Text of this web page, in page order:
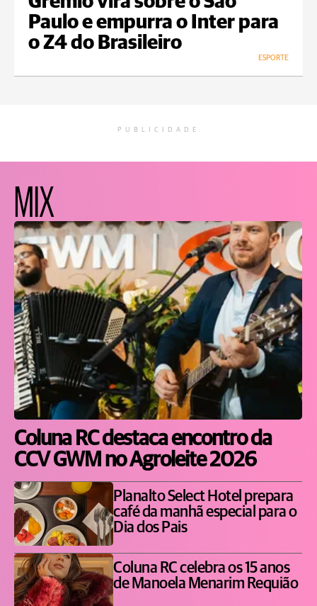
Paulo e empurra o Inter para
o Z4 do Brasileiro
ESPORTE
PUBLICIDADE
MIX
Coluna RC destaca encontro da
CCV GWM no Agroleite 2026
Planalto Select Hotel prepara
café da manhã especial para o
Dia dos Pais
Coluna RC celebra os 15 anos
de Manoela Menarim Requião